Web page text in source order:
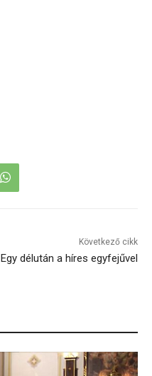
Következő cikk
Egy délután a híres egyfejűvel